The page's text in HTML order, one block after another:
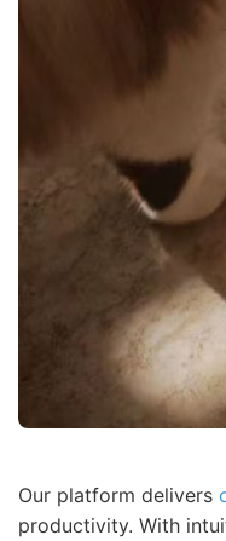
Our platform delivers
productivity. With